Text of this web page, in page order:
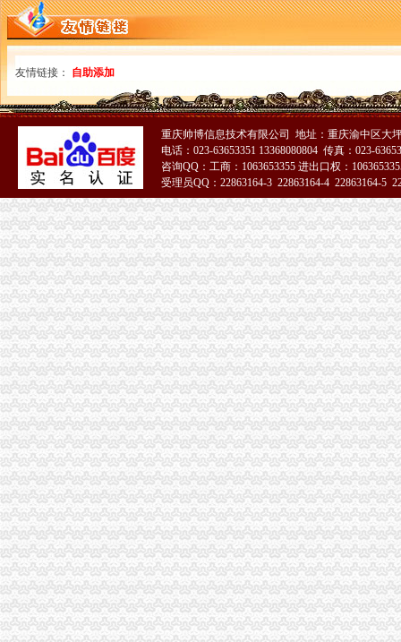
友情链接： 自助添加
重庆帅博信息技术有限公司 地址：重庆渝中区大
电话：023-63653351 13368080804 传真：023-
咨询QQ：工商：1063653355 进出口权：
受理员QQ：22863164-3 22863164-4 22863164-5
51La